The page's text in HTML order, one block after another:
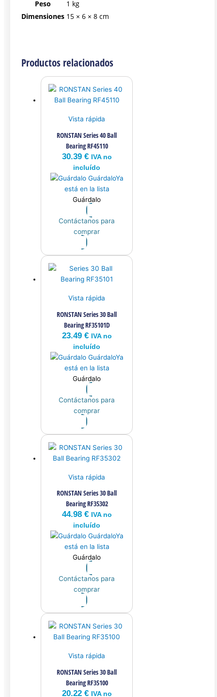
Peso
1 kg
Dimensiones 15 × 6 × 8 cm
Productos relacionados
Vista rápida
RONSTAN Series 40 Ball
Bearing RF45110
30.39 € IVA no
incluído
GuárdaloYa
está en la lista
Guárdalo
Contáctanos para
comprar
Vista rápida
RONSTAN Series 30 Ball
Bearing RF35101D
23.49 € IVA no
incluído
GuárdaloYa
está en la lista
Guárdalo
Contáctanos para
comprar
Vista rápida
RONSTAN Series 30 Ball
Bearing RF35302
44.98 € IVA no
incluído
GuárdaloYa
está en la lista
Guárdalo
Contáctanos para
comprar
Vista rápida
RONSTAN Series 30 Ball
Bearing RF35100
20.22 € IVA no